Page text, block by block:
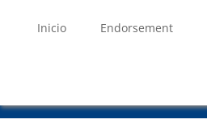
Inicio Endorsement